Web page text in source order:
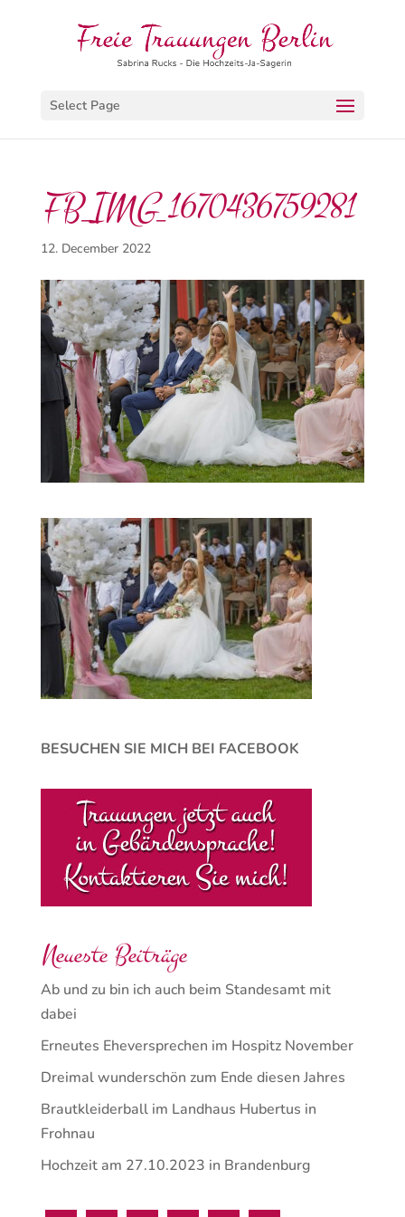
Select Page
FB_IMG_1670436759281
12. December 2022
BESUCHEN SIE MICH BEI FACEBOOK
Neueste Beiträge
Ab und zu bin ich auch beim Standesamt mit
dabei
Erneutes Eheversprechen im Hospitz November
Dreimal wunderschön zum Ende diesen Jahres
Brautkleiderball im Landhaus Hubertus in
Frohnau
Hochzeit am 27.10.2023 in Brandenburg